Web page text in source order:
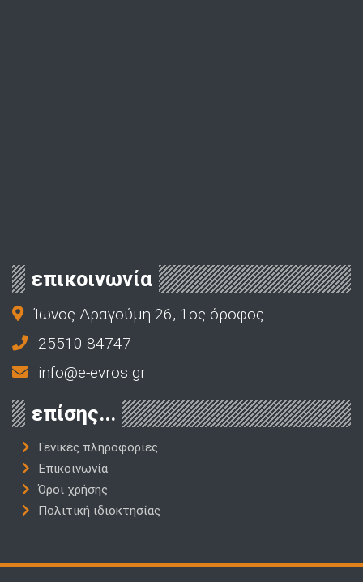
επικοινωνία
Ίωνος Δραγούμη 26, 1ος όροφος
25510 84747
info@e-evros.gr
επίσης...
Γενικές πληροφορίες
Επικοινωνία
Όροι χρήσης
Πολιτική ιδιοκτησίας